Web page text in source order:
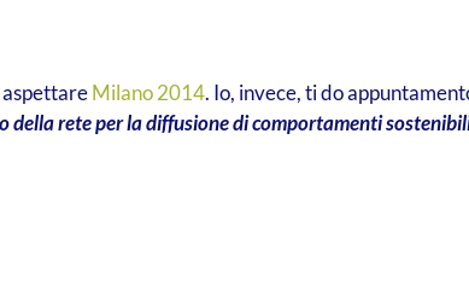
aspettareMilano 2014. Io, invece, ti do
della rete per la diffusione di comportamenti